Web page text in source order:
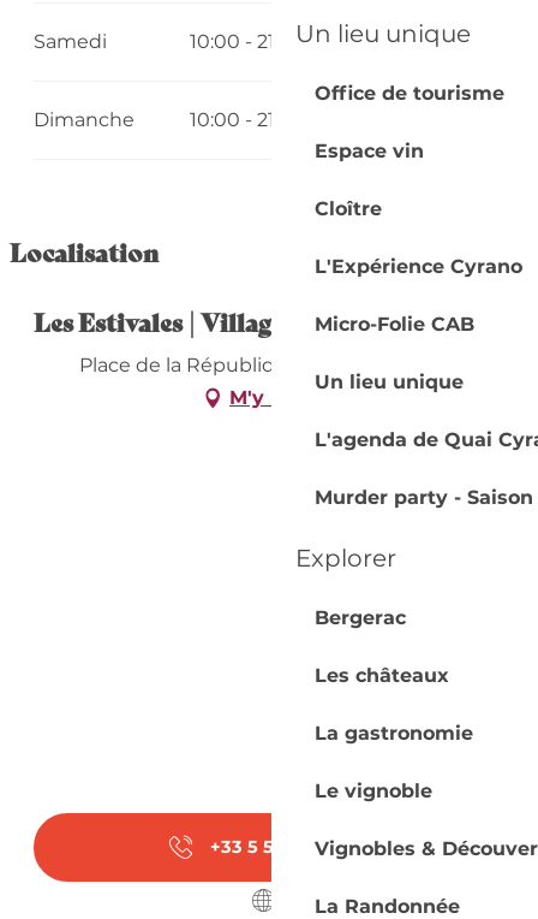
Un lieu unique
Office de tourisme
Espace vin
Cloître
L'Expérience Cyrano
Micro-Folie CAB
Un lieu unique
L'agenda de Quai
Murder party - Saison
Explorer
Bergerac
Les châteaux
La gastronomie
Le vignoble
Vignobles &
La Randonnée
Samedi 10:00 - 21:00
Dimanche 10:00 - 21:00
Localisation
Les Estivales | Village artisanal Italien
Place de la République, 24100 Bergerac
M'y rendre
+33 5 53 74 66▒▒